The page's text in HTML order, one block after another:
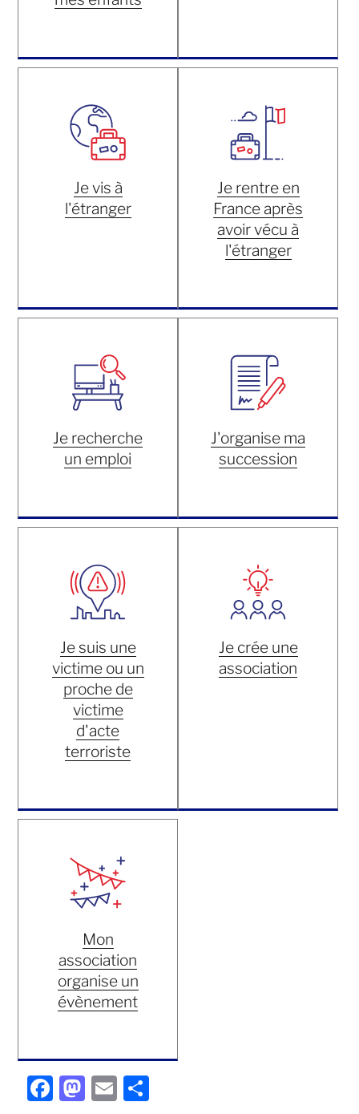
Je vis à
l'étranger
Je rentre en
France après
avoir vécu à
l'étranger
Je recherche
un emploi
J'organise ma
succession
Je suis une
victime ou un
proche de
victime
d'acte
terroriste
Je crée une
association
Mon
association
organise un
évènement
F
M E